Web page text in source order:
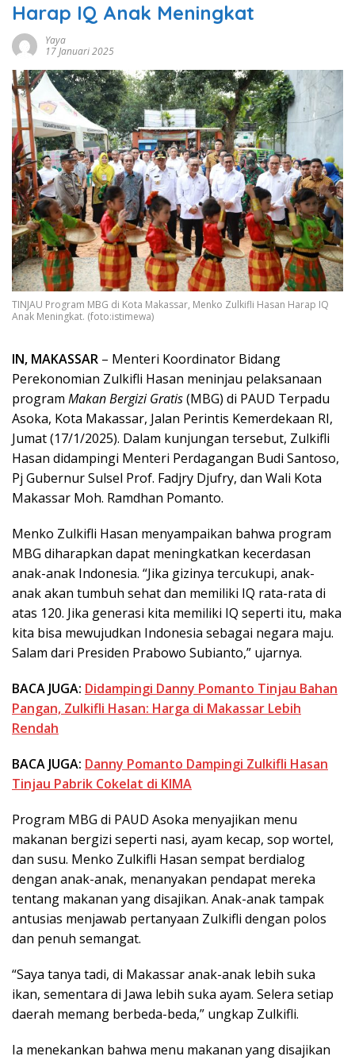
Harap IQ Anak Meningkat
Yaya
17 Januari 2025
TINJAU Program MBG di Kota Makassar, Menko Zulkifli Hasan Harap IQ
Anak Meningkat. (foto:istimewa)
IN, MAKASSAR – Menteri Koordinator Bidang
Perekonomian Zulkifli Hasan meninjau pelaksanaan
program Makan Bergizi Gratis(MBG) di PAUD Terpadu
Asoka, Kota Makassar, Jalan Perintis Kemerdekaan RI,
Jumat (17/1/2025). Dalam kunjungan tersebut, Zulkifli
Hasan didampingi Menteri Perdagangan Budi Santoso,
Pj Gubernur Sulsel Prof. Fadjry Djufry, dan Wali Kota
Makassar Moh. Ramdhan Pomanto.
Menko Zulkifli Hasan menyampaikan bahwa program
MBG diharapkan dapat meningkatkan kecerdasan
anak-anak Indonesia. “Jika gizinya tercukupi, anak-
anak akan tumbuh sehat dan memiliki IQ rata-rata di
atas 120. Jika generasi kita memiliki IQ seperti itu, maka
kita bisa mewujudkan Indonesia sebagai negara maju.
Salam dari Presiden Prabowo Subianto,” ujarnya.
BACA JUGA: Didampingi Danny Pomanto Tinjau Bahan
Pangan, Zulkifli Hasan: Harga di Makassar Lebih
Rendah
BACA JUGA: Danny Pomanto Dampingi Zulkifli Hasan
Tinjau Pabrik Cokelat di KIMA
Program MBG di PAUD Asoka menyajikan menu
makanan bergizi seperti nasi, ayam kecap, sop wortel,
dan susu. Menko Zulkifli Hasan sempat berdialog
dengan anak-anak, menanyakan pendapat mereka
tentang makanan yang disajikan. Anak-anak tampak
antusias menjawab pertanyaan Zulkifli dengan polos
dan penuh semangat.
“Saya tanya tadi, di Makassar anak-anak lebih suka
ikan, sementara di Jawa lebih suka ayam. Selera setiap
daerah memang berbeda-beda,” ungkap Zulkifli.
Ia menekankan bahwa menu makanan yang disajikan